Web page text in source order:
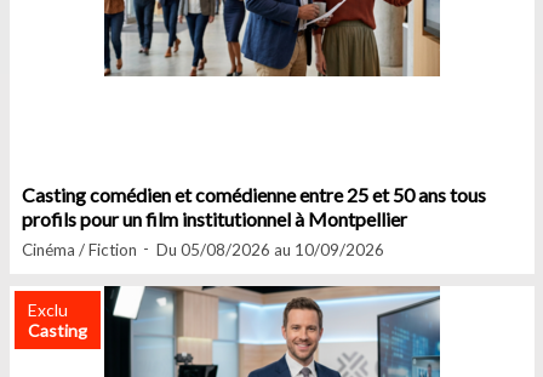
Casting comédien et comédienne entre 25 et 50 ans tous
profils pour un film institutionnel à Montpellier
Cinéma / Fiction Du 05/08/2026 au 10/09/2026
Exclu
Casting